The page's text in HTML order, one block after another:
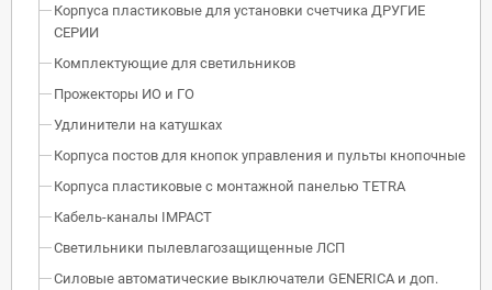
Корпуса пластиковые для установки счетчика ДРУГИЕ
СЕРИИ
Комплектующие для светильников
Прожекторы ИО и ГО
Удлинители на катушках
Корпуса постов для кнопок управления и пульты кнопочные
Корпуса пластиковые с монтажной панелью TETRA
Кабель-каналы IMPACT
Светильники пылевлагозащищенные ЛСП
Силовые автоматические выключатели GENERICA и доп.